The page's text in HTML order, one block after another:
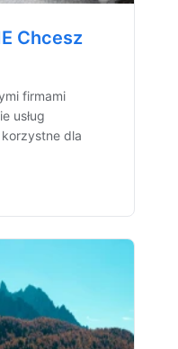
Chcesz
firmami
usług
dla